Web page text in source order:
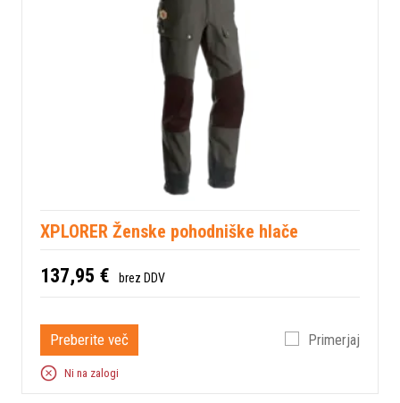
XPLORER Ženske pohodniške hlače
137,95 € brez DDV
Preberite več Primerjaj
Ni na zalogi